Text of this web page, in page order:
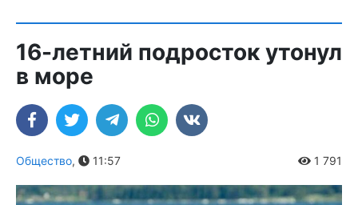
16-летний подросток утонул
в море
Общество, 11:57 1 791